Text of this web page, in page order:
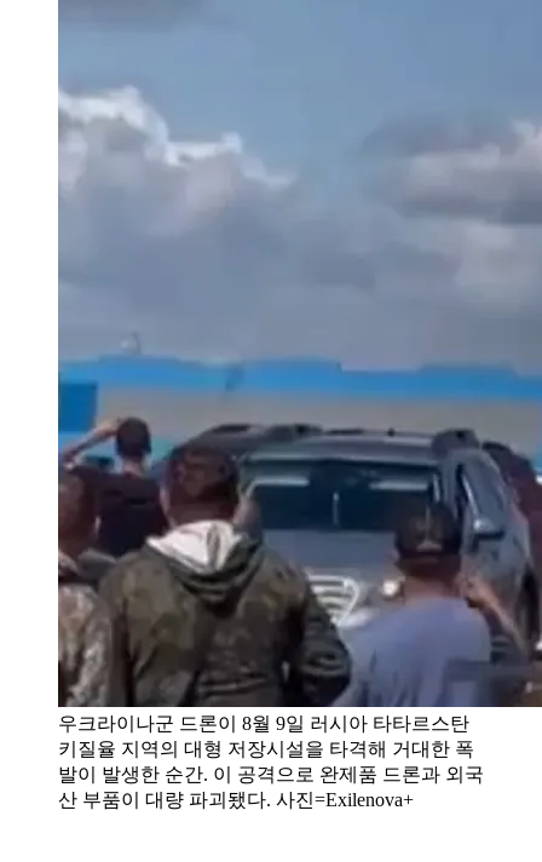
우크라이나군 드론이 8월 9일 러시아 타타르스탄
키질율 지역의 대형 저장시설을 타격해 거대한 폭
발이 발생한 순간. 이 공격으로 완제품 드론과 외국
산 부품이 대량 파괴됐다. 사진=Exilenova+